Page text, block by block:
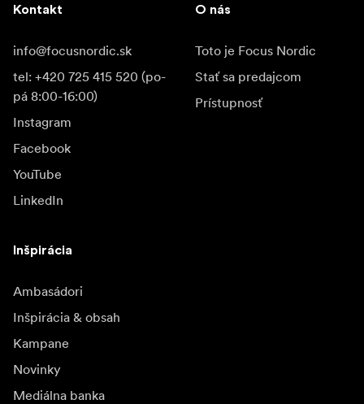
Kontakt
info@focusnordic.sk
tel: +420 725 415 520 (po-
pá 8:00-16:00)
Instagram
Facebook
YouTube
LinkedIn
O nás
Toto je Focus Nordic
Stať sa predajcom
Prístupnosť
Inšpirácia
Ambasádori
Inšpirácia & obsah
Kampane
Novinky
Mediálna banka